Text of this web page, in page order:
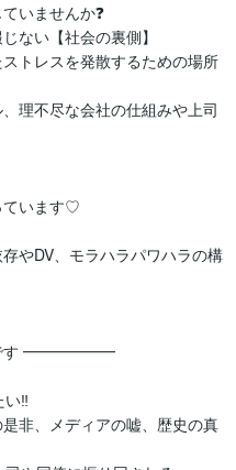
いませんか❓
ない【社会の裏側】
トレスを発散するための場所
理不尽な会社の仕組みや上司
ています♡
やDV、モラハラパワハラの構
です ━━━━━━
い‼️
非、メディアの嘘、歴史の真